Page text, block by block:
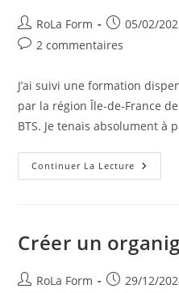
RoLa Form 05/02/
2 commentaires
J’ai suivi une formation
par la région Île-de-France
BTS. Je tenais absolument à
Continuer La Lecture
Créer un
RoLa Form
29/12/